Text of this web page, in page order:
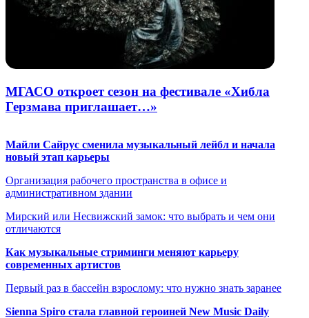
МГАСО откроет сезон на фестивале «Хибла
Герзмава приглашает…»
Майли Сайрус сменила музыкальный лейбл и начала
новый этап карьеры
Организация рабочего пространства в офисе и
административном здании
Мирский или Несвижский замок: что выбрать и чем они
отличаются
Как музыкальные стриминги меняют карьеру
современных артистов
Первый раз в бассейн взрослому: что нужно знать заранее
Sienna Spiro стала главной героиней New Music Daily